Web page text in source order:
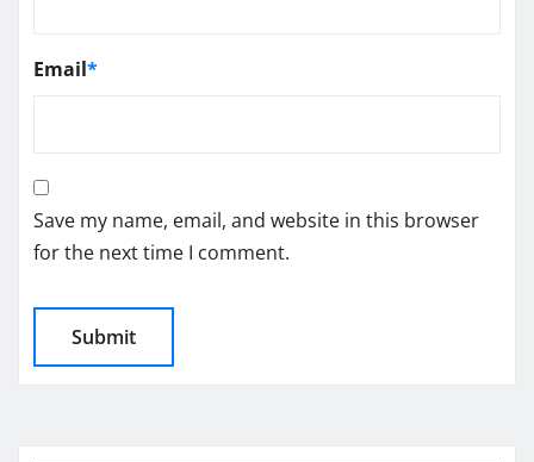
Email*
Save my name, email, and website in this browser
for the next time I comment.